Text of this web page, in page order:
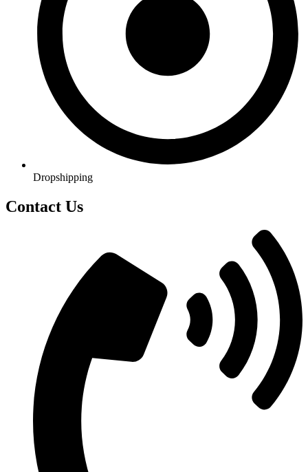
Dropshipping
Contact Us